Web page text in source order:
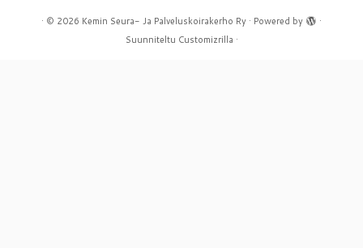
· © 2026 Kemin Seura- Ja Palveluskoirakerho Ry · Powered by
·
Suunniteltu Customizrilla ·